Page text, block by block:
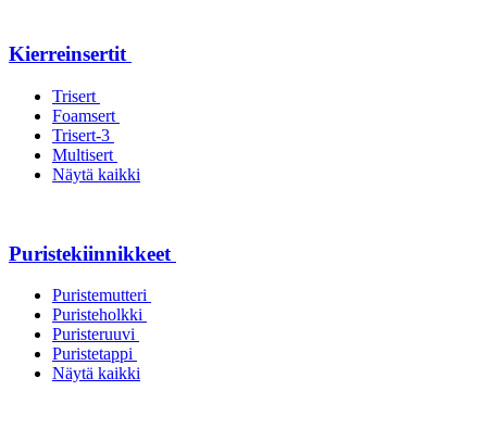
Kierreinsertit
Trisert
Foamsert
Trisert-3
Multisert
Näytä kaikki
Puristekiinnikkeet
Puristemutteri
Puristeholkki
Puristeruuvi
Puristetappi
Näytä kaikki